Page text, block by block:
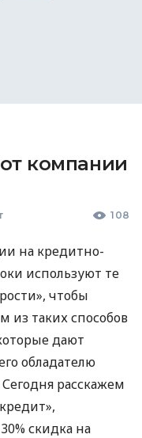
компании
108
на кредитно-
используют те
чтобы
из таких способов
дают
обладателю
расскажем
скидка на